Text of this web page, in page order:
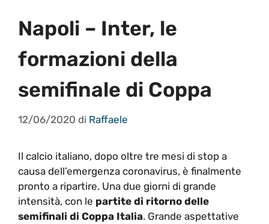
Napoli – Inter, le
formazioni della
semifinale di Coppa
12/06/2020 di Raffaele
Il calcio italiano, dopo oltre tre mesi di stop a
causa dell’emergenza coronavirus, è finalmente
pronto a ripartire. Una due giorni di grande
intensità, con le partite di ritorno delle
semifinali di Coppa Italia. Grande aspettative